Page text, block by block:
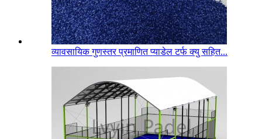
व्यावसायिक गुणस्तर प्रमाणित प्याडेल टर्फ क्यु सहित...